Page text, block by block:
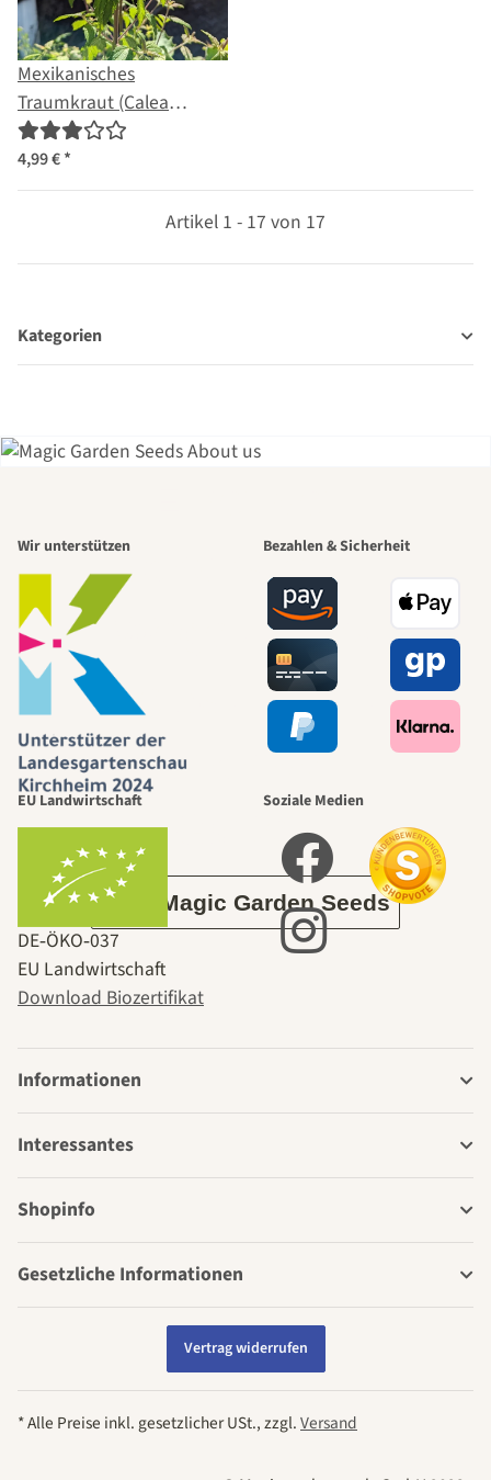
Mexikanisches
Traumkraut (Calea
zacatechichi) Samen
4,99 €*
Artikel 1 - 17 von 17
Kategorien
schönsten
Wege zu uns
selbst führt
durch den
Garten
Über Magic Garden Seeds
Wir unterstützen Bezahlen & Sicherheit
EU Landwirtschaft
DE‑ÖKO‑037
EU Landwirtschaft
Download Biozertifikat
Soziale Medien
Informationen
Interessantes
Shopinfo
Gesetzliche Informationen
Vertrag widerrufen
* Alle Preise inkl. gesetzlicher USt., zzgl.Versand